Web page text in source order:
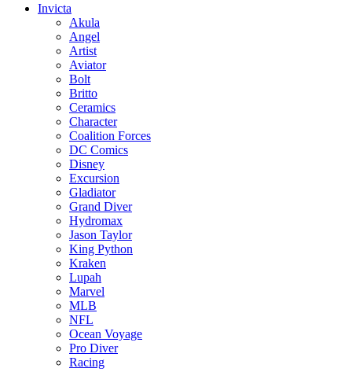
Invicta
Akula
Angel
Artist
Aviator
Bolt
Britto
Ceramics
Character
Coalition Forces
DC Comics
Disney
Excursion
Gladiator
Grand Diver
Hydromax
Jason Taylor
King Python
Kraken
Lupah
Marvel
MLB
NFL
Ocean Voyage
Pro Diver
Racing